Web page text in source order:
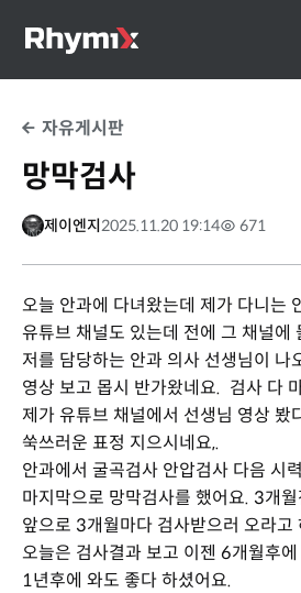
자유게시판
망막검사
제이엔지2025.11.20 19:14 671
오늘 안과에 다녀왔는데 제가 다니는
유튜브 채널도 있는데 전에 그 채널에
저를 담당하는 안과 의사 선생님이 나
영상 보고 몹시 반가왔네요. 검사 다
제가 유튜브 채널에서 선생님 영상 봤
쑥쓰러운 표정 지으시네요,.
안과에서 굴곡검사 안압검사 다음 시
마지막으로 망막검사를 했어요. 3개월
앞으로 3개월마다 검사받으러 오라고
오늘은 검사결과 보고 이젠 6개월후
1년후에 와도 좋다 하셨어요.